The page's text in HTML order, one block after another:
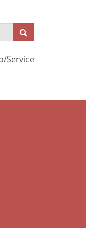
Suchen
Service